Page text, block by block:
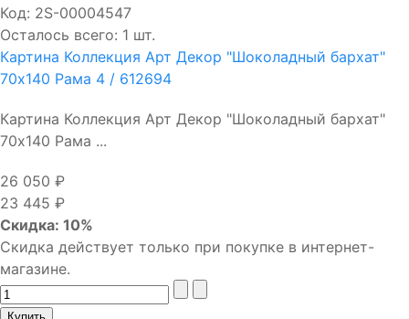
Код: 2S-00004547
Осталось всего: 1 шт.
Картина Коллекция Арт Декор "Шоколадный бархат"
70х140 Рама 4 / 612694
Картина Коллекция Арт Декор "Шоколадный бархат"
70х140 Рама ...
26 050 ₽
23 445 ₽
Скидка: 10%
Скидка действует только при покупке в интернет-
магазине.